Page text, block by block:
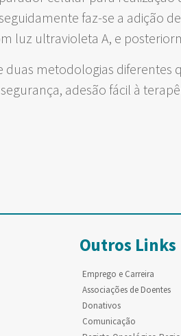
faz-se a adição
luz ultravioleta A, e
duas metodologias diferentes
adesão fácil à
Outros Links
Emprego e Carreira
Associações de Doentes
Donativos
Comunicação